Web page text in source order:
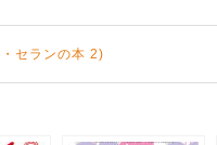
セランの本 2)